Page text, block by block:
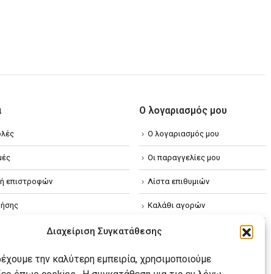
Διαχείριση Συγκατάθεσης
την καλύτερη εμπειρία, χρησιμοποιούμε
επιστροφών
απορρήτου
Cookies
Ο λογαριασμός μου
Ο λογαριασμός μου
Οι παραγγελίες μου
Λίστα επιθυμιών
Καλάθι αγορών